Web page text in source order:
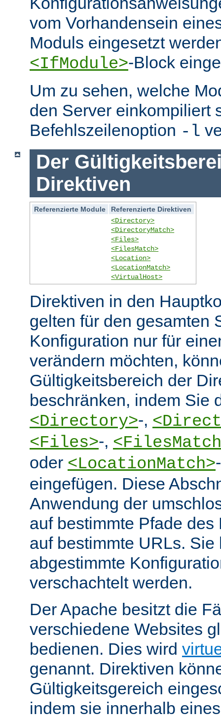
vom Vorhandensein
Moduls eingesetzt
<IfModule>-Block
Um zu sehen, welche
den Server einkompiliert
Befehlszeilenoption -l
Der
Direktiven
Referenzierte Module
Referenzierte Direktiven
<Directory>
<DirectoryMatch>
<Files>
<FilesMatch>
<Location>
<LocationMatch>
<VirtualHost>
Direktiven in den
gelten für den gesamten
Konfiguration nur für
verändern möchten,
Gültigkeitsbereich der
beschränken, indem Sie
<Directory>-,
<Files>-,
oder <LocationMatch>
eingefügen. Diese
Anwendung der
auf bestimmte Pfade
auf bestimmte URLs.
abgestimmte
verschachtelt werden.
Der Apache besitzt die
verschiedene Websites
bedienen. Dies wird
genannt. Direktiven
Gültigkeitsgereich
indem sie innerhalb